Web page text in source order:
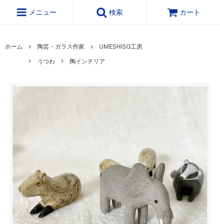
メニュー 検索 カート
ホーム 陶芸・ガラス作家
UMESHISO工房
うつわ
陶インテリア